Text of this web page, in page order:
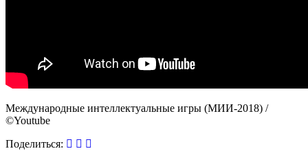
Международные интеллектуальные игры (МИИ-2018) /
©Youtube
Поделиться: